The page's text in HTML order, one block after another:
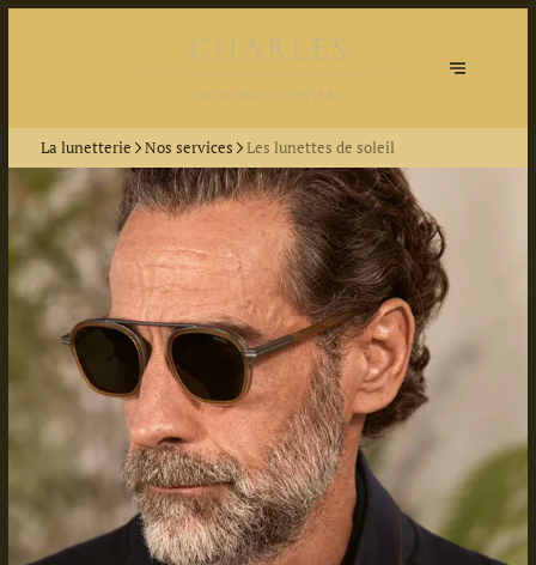
La lunetterie Nos services Les lunettes de soleil